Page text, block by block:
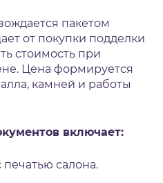
пакетом
от покупки подделки
стоимость при
Цена формируется
камней и работы
включает:
салона.